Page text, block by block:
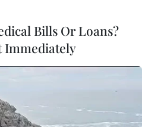
cử
#Tổng thống Hàn Quốc
Hàn Quốc
Bills Or Loans?
Immediately